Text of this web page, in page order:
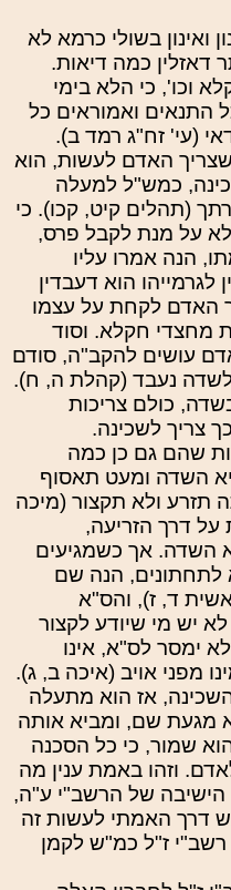
ואינון בשולי כרמא לא
דאזלין כמה דיאות.
וכו', כי הלא בימי
התנאים ואמוראים כל
(עי' זח"ג רמד ב).
האדם לעשות, הוא
כמש"ל למעלה
(תהלים קיט, קכו). כי
על מנת לקבל פרס,
הנה אמרו עליו
לגרמייהו הוא דעבדין
האדם לקחת על עצמו
מחצדי חקלא. וסוד
עושים להקב"ה, סודם
נעבד (קהלת ה, ח).
כולם צריכות
צריך לשכינה.
שהם גם כן כמה
השדה ומעט תאסוף
תזרע ולא תקצור (מיכה
על דרך הזריעה,
השדה. אך כשמגיעים
לתחתונים, הנה שם
ד, ז), והס"א
יש מי שיודע לקצור
ימסר לס"א, אינו
מפני אויב (איכה ב, ג).
השכינה, אז הוא מתעלה
מגעת שם, ומביא אותה
שמור, כי כל הסכנה
וזהו באמת ענין מה
הישיבה של הרשב"י ע"ה,
דרך האמתי לעשות זה
רשב"י ז"ל כמ"ש לקמן